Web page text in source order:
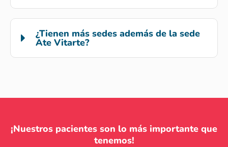
¿Tienen más sedes además de la sede
Ate Vitarte?
¡Nuestros pacientes son lo más importante que
tenemos!